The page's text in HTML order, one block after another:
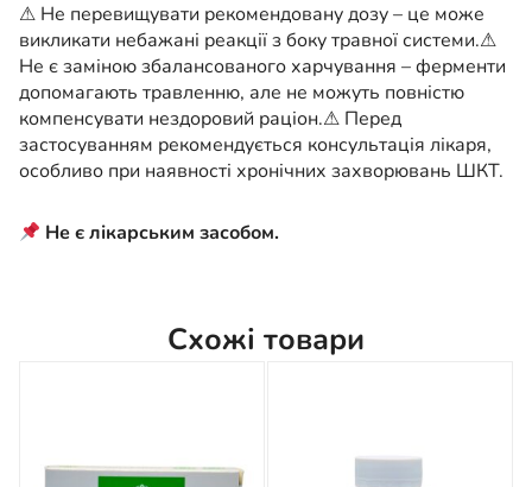
⚠ Не перевищувати рекомендовану дозу – це може
викликати небажані реакції з боку травної системи.⚠
Не є заміною збалансованого харчування – ферменти
допомагають травленню, але не можуть повністю
компенсувати нездоровий раціон.⚠ Перед
застосуванням рекомендується консультація лікаря,
особливо при наявності хронічних захворювань ШКТ.
Не є лікарським засобом.
Схожі товари